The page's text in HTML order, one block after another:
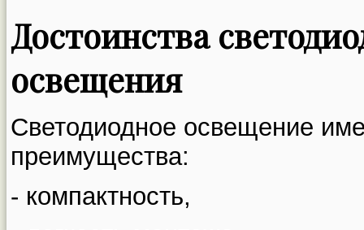
Достоинства
освещения
Светодиодное освещение
преимущества:
- компактность,